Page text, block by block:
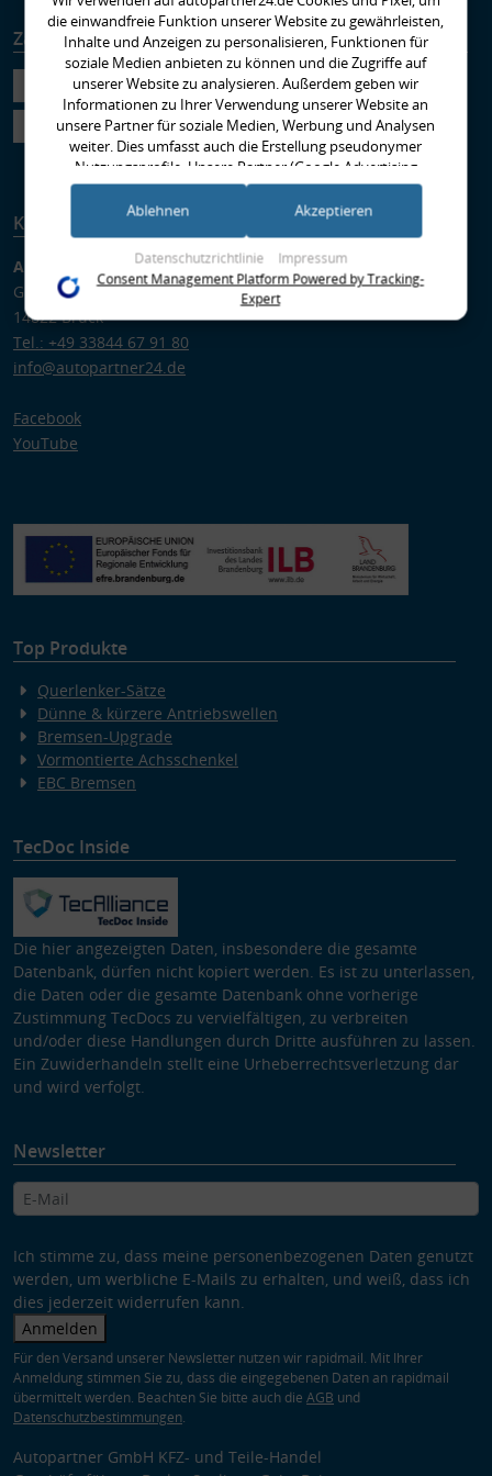
Zahlungsarten Versandarten
Kontakt
Autopartner GmbH
Gregor-von-Brück-Ring 1
14822 Brück
Tel.: +49 33844 67 91 80
info@autopartner24.de
Facebook
YouTube
Top Produkte
Querlenker-Sätze
Dünne & kürzere Antriebswellen
Bremsen-Upgrade
Vormontierte Achsschenkel
EBC Bremsen
TecDoc Inside
Die hier angezeigten Daten, insbesondere die gesamte
Datenbank, dürfen nicht kopiert werden. Es ist zu unterlassen,
die Daten oder die gesamte Datenbank ohne vorherige
Zustimmung TecDocs zu vervielfältigen, zu verbreiten
und/oder diese Handlungen durch Dritte ausführen zu lassen.
Ein Zuwiderhandeln stellt eine Urheberrechtsverletzung dar
und wird verfolgt.
Newsletter
Ich stimme zu, dass meine personenbezogenen Daten genutzt
werden, um werbliche E-Mails zu erhalten, und weiß, dass ich
dies jederzeit widerrufen kann.
Anmelden
Für den Versand unserer Newsletter nutzen wir rapidmail. Mit Ihrer
Anmeldung stimmen Sie zu, dass die eingegebenen Daten an rapidmail
übermittelt werden. Beachten Sie bitte auch die AGB und
Datenschutzbestimmungen.
Autopartner GmbH KFZ- und Teile-Handel
die einwandfreie Funktion unserer Website zu gewährleisten,
Inhalte und Anzeigen zu personalisieren, Funktionen für
soziale Medien anbieten zu können und die Zugriffe auf
unserer Website zu analysieren. Außerdem geben wir
Informationen zu Ihrer Verwendung unserer Website an
unsere Partner für soziale Medien, Werbung und Analysen
weiter. Dies umfasst auch die Erstellung pseudonymer
Nutzungsprofile. Unsere Partner (Google Advertising
Products) führen diese Informationen möglicherweise mit
weiteren Daten zusammen, die Sie ihnen bereitgestellt haben
im Rahmen Ihrer Nutzung der Dienste gesammelt haben
(bspw. Nutzungsdaten anderer Geräte). Ihre Einwilligung zur
Nutzung von Cookies und Pixeln können Sie jederzeit
widerrufen, indem Sie auf den Datenschutz-Button links
unten klicken und dort die entsprechenden Anpassungen
Speichern von oder Zugriff auf Informationen auf einem Endgerät
Verwendung reduzierter Daten zur Auswahl von Werbeanzeigen
Messung der Performance von Inhalten
Analyse von Zielgruppen durch Statistiken oder Kombinationen
von Daten aus verschiedenen Quellen
Verwendung genauer Standortdaten
Endgeräteeigenschaften zur Identifikation aktiv abfragen
Datenschutzrichtlinie Impressum
Ablehnen Akzeptieren
Consent Management Platform Powered by Tracking-
Expert